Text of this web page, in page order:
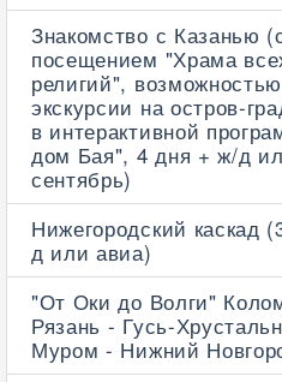
Знакомство с Казанью
посещением "Храма
религий",
экскурсии на остров-
в интерактивной
дом Бая", 4 дня + ж/д
сентябрь)
Нижегородский каскад
д или авиа)
"От Оки до Волги"
Рязань - Гусь-
Муром - Нижний